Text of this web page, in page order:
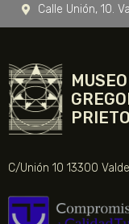
Calle Unión, 10.
MUSEO
PRIETO
C/Unión 10 13300